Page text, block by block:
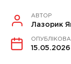
АВТОР
Лазорик
15.05.2026